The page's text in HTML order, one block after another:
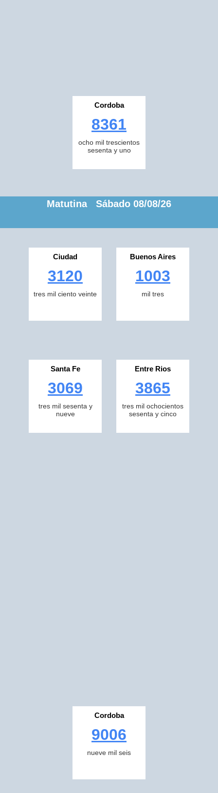
Cordoba
8361
ocho mil trescientos
sesenta y uno
Matutina Sábado 08/08/26
Ciudad
3120
tres mil ciento veinte
Buenos Aires
1003
mil tres
Santa Fe
3069
tres mil sesenta y
nueve
Entre Rios
3865
tres mil ochocientos
sesenta y cinco
Cordoba
9006
nueve mil seis